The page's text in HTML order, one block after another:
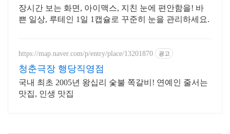
장시간 보는 화면, 아이맥스, 지친 눈에 편안함을! 바
쁜 일상, 루테인 1일 1캡슐로 꾸준히 눈을 관리하세요.
https://map.naver.com/p/entry/place/13201870 광고
청춘극장 행당직영점
국내 최초 2005년 왕십리 숯불 쪽갈비! 연예인 줄서는
맛집, 인생 맛집